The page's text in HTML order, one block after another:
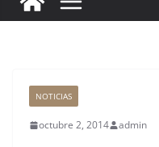
NOTICIAS
octubre 2, 2014 admin